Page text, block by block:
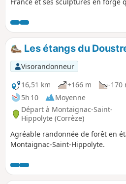
résineux à travers les sons des
si vous avez de chance de
sauvages.
Les étangs du
Visorandonneur
16,51 km
+166 m
-170
5h 10
Moyenne
Départ à Montaignac-Saint-
Hippolyte (Corrèze)
Agréable randonnée de forêt en
Montaignac-Saint-Hippolyte.